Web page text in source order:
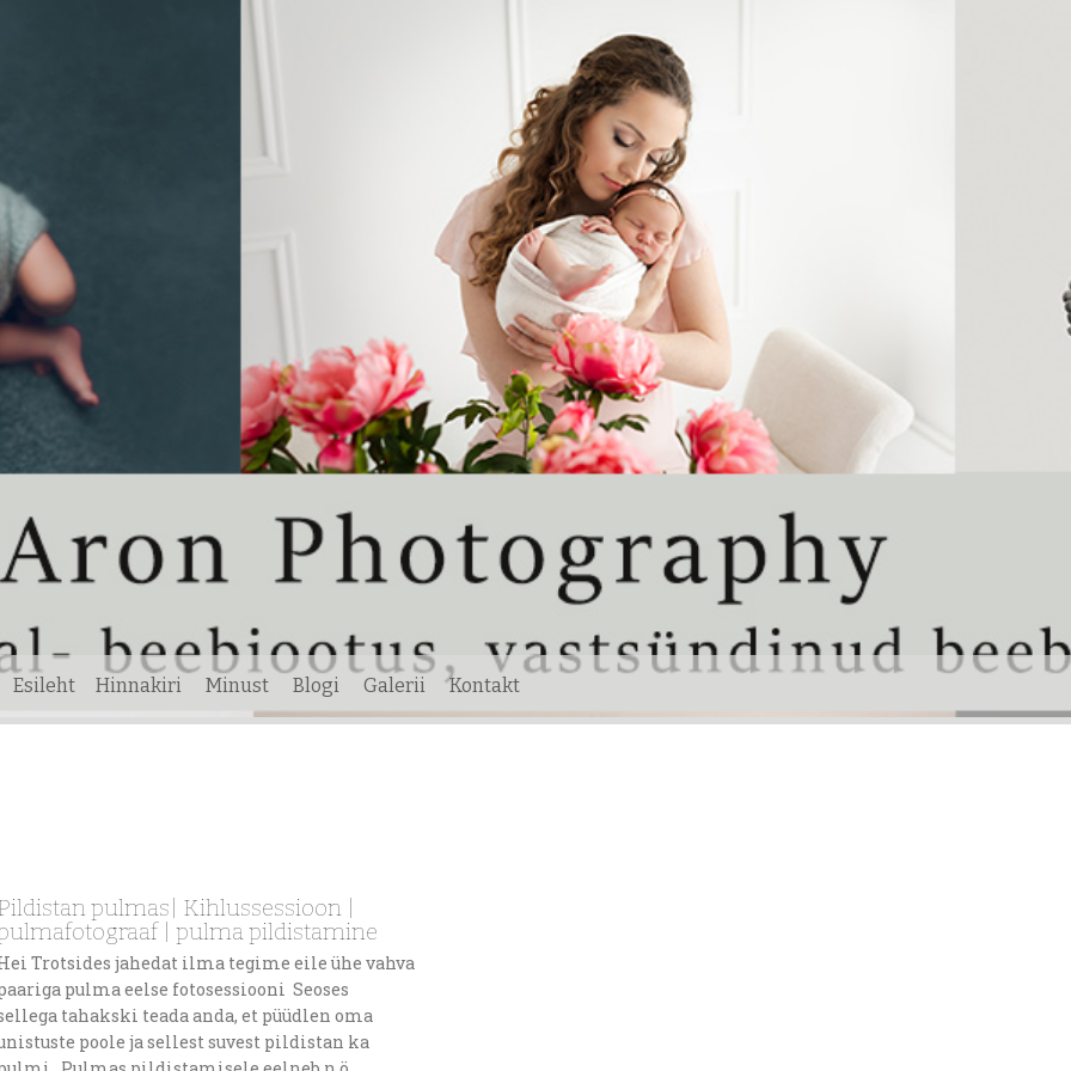
Esileht Hinnakiri Minust Blogi Galerii Kontakt
pulmas| Kihlussessioon |
| pulma pildistamine
Trotsides jahedat ilma tegime eile ühe vahva
pulma eelse fotosessiooni Seoses
tahakski teada anda, et püüdlen oma
poole ja sellest suvest pildistan ka